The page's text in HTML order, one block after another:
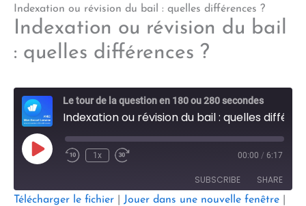
Indexation ou révision du bail : quelles différences ?
Indexation ou révision du bail
: quelles différences ?
Le tour de la question en 180 ou 280 secondes
Play
Episode
1x 00:00 / 6:17
SUBSCRIBE SHARE
Télécharger le fichier Jouer dans une nouvelle fenêtre